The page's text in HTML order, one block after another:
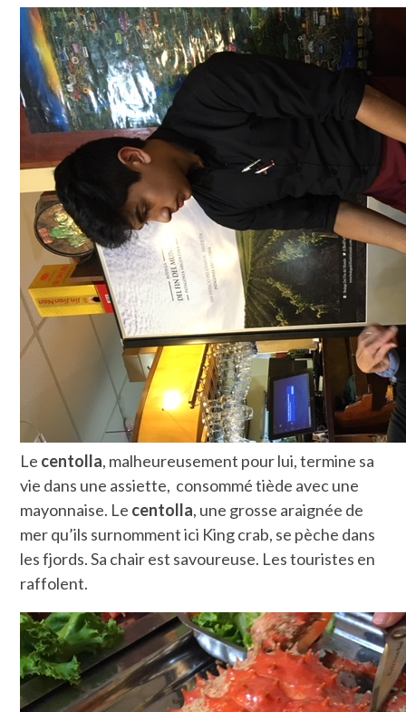
Le centolla, malheureusement pour lui, termine sa
vie dans une assiette, consommé tiède avec une
mayonnaise. Le centolla, une grosse araignée de
mer qu’ils surnomment ici King crab, se pèche dans
les fjords. Sa chair est savoureuse. Les touristes en
raffolent.